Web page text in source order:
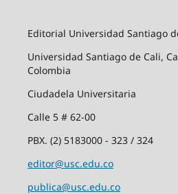
Editorial Universidad Santiago
Universidad Santiago de Cali,
Colombia
Ciudadela Universitaria
Calle 5 # 62-00
PBX. (2) 5183000 - 323 / 324
editor@usc.edu.co
publica@usc.edu.co